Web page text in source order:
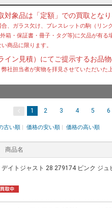
対象品は「定額」での買取となり
、ガラス欠け、ブレスレットの駒（リン
箱・保証書・冊子・タグ等)に欠品が有る
商品に限ります。
イン見積）にてご提示するお品
社担当者が実物を拝見させていただいた
1 2 3 4 5 6
古い順 価格の安い順 価格の高い順
商品名
デイトジャスト 28 279174 ピンク ジュ